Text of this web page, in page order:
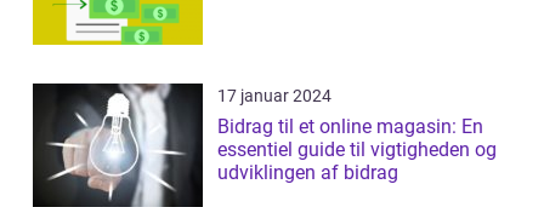
17 januar 2024
Bidrag til et online magasin: En
essentiel guide til vigtigheden og
udviklingen af bidrag